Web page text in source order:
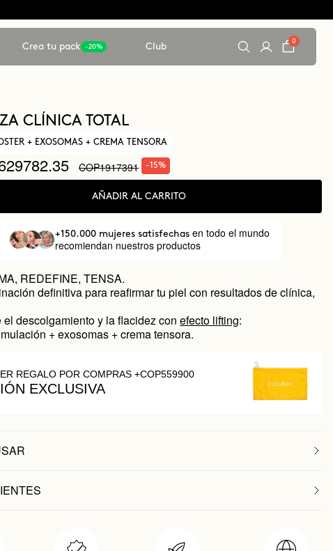
Crea tu pack -20% Club
0
CLÍNICA TOTAL
+ EXOSOMAS + CREMA TENSORA
COP1917391 -15%
AÑADIR AL CARRITO
+150.000 mujeres satisfechas en todo el mundo
recomiendan nuestros productos
REDEFINE, TENSA.
definitiva para reafirmar tu piel con resultados de clínica,
el descolgamiento y la flacidez conefecto lifting:
+ exosomas + crema tensora.
REGALO POR COMPRAS +COP559900
EXCLUSIVA